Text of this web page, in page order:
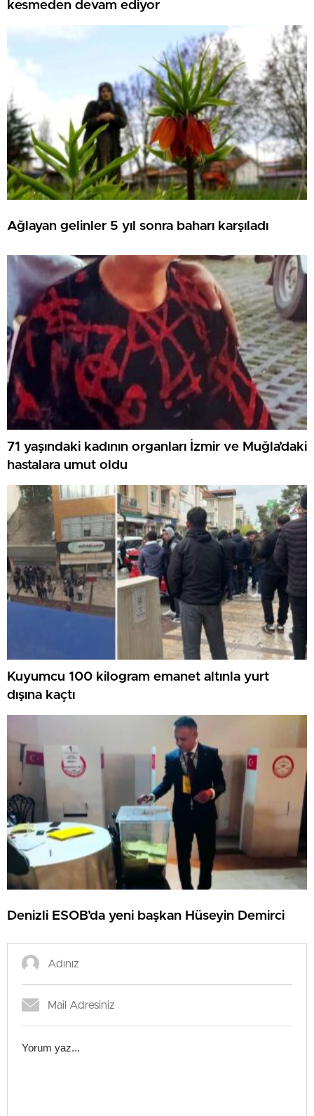
kesmeden devam ediyor
Ağlayan gelinler 5 yıl sonra baharı karşıladı
71 yaşındaki kadının organları İzmir ve Muğla’daki
hastalara umut oldu
Kuyumcu 100 kilogram emanet altınla yurt
dışına kaçtı
Denizli ESOB’da yeni başkan Hüseyin Demirci